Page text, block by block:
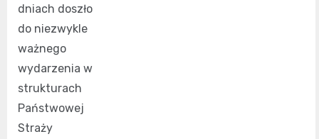
dniach doszło
do niezwykle
ważnego
wydarzenia w
strukturach
Państwowej
Straży